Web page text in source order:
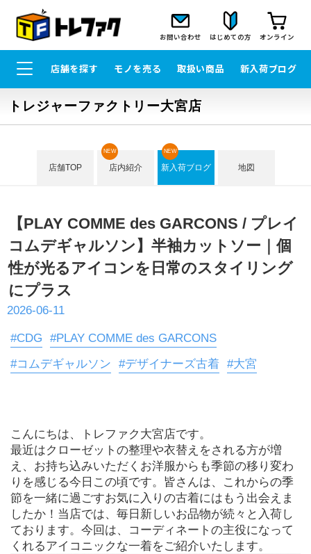
お問い合わせ はじめての方 オンライン
店舗を探す モノを売る 取扱い商品 新入荷ブログ
トレジャーファクトリー大宮店
店舗TOP 店内紹介
NEW
新入荷ブログ
NEW
地図
【PLAY COMME des GARCONS / プレイ
コムデギャルソン】半袖カットソー｜個
性が光るアイコンを日常のスタイリング
にプラス
2026-06-11
#CDG
#PLAY COMME des GARCONS
#コムデギャルソン
#デザイナーズ古着 #大宮
こんにちは、トレファク大宮店です。
最近はクローゼットの整理や衣替えをされる方が増
え、お持ち込みいただくお洋服からも季節の移り変わ
りを感じる今日この頃です。皆さんは、これからの季
節を一緒に過ごすお気に入りの古着にはもう出会えま
したか！当店では、毎日新しいお品物が続々と入荷し
ております。今回は、コーディネートの主役になって
くれるアイコニックな一着をご紹介いたします。